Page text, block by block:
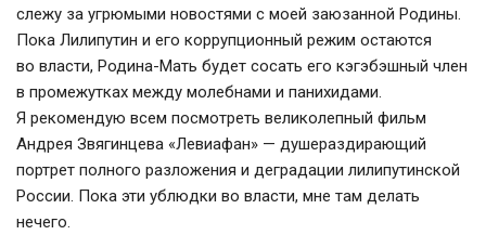
слежу за угрюмыми новостями с моей заюзанной Родины.
Пока Лилипутин и его коррупционный режим остаются
во власти, Родина-Мать будет сосать его кэгэбэшный член
в промежутках между молебнами и панихидами.
Я рекомендую всем посмотреть великолепный фильм
Андрея Звягинцева «Левиафан» — душераздирающий
портрет полного разложения и деградации лилипутинской
России. Пока эти ублюдки во власти, мне там делать
нечего.